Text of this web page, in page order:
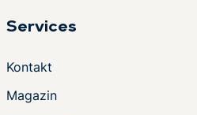
Services
Kontakt
Magazin